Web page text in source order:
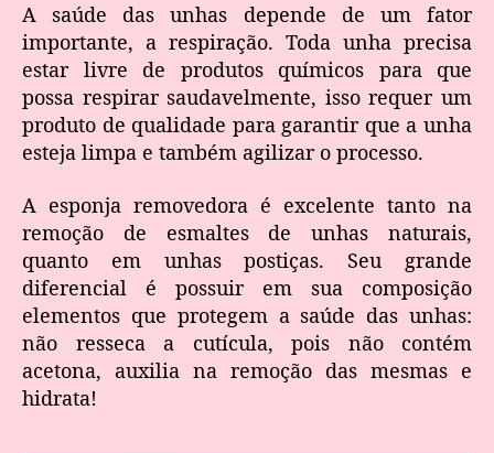
A saúde das unhas depende de um fator
importante, a respiração. Toda unha precisa
estar livre de produtos químicos para que
possa respirar saudavelmente, isso requer um
produto de qualidade para garantir que a unha
esteja limpa e também agilizar o processo.
A esponja removedora é excelente tanto na
remoção de esmaltes de unhas naturais,
quanto em unhas postiças. Seu grande
diferencial é possuir em sua composição
elementos que protegem a saúde das unhas:
não resseca a cutícula, pois não contém
acetona, auxilia na remoção das mesmas e
hidrata!